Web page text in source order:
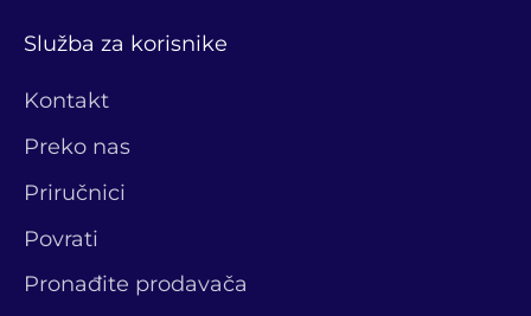
Služba za korisnike
Kontakt
Preko nas
Priručnici
Povrati
Pronađite prodavača